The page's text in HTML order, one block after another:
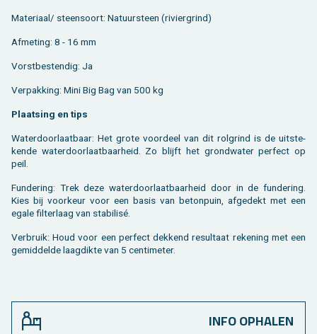
Ma­te­ri­aal/ steen­soort: Na­tuur­steen (ri­vier­grind)
Af­me­ting: 8 - 16 mm
Vorst­be­sten­dig: Ja
Ver­pak­king: Mini Big Bag van 500 kg
Plaat­sing en tips
Wa­ter­door­laat­baar: Het grote voor­deel van dit rolgrind is de uit­ste­
ken­de wa­ter­door­laat­baar­heid. Zo blijft het grond­wa­ter per­fect op
peil.
Fun­de­ring: Trek deze wa­ter­door­laat­baar­heid door in de fun­de­ring.
Kies bij voor­keur voor een basis van be­ton­puin, af­ge­dekt met een
egale fil­ter­laag van sta­bi­lisé.
Ver­bruik: Houd voor een per­fect dek­kend re­sul­taat re­ke­ning met een
ge­mid­del­de laag­dik­te van 5 cen­ti­me­ter.
INFO OPHALEN